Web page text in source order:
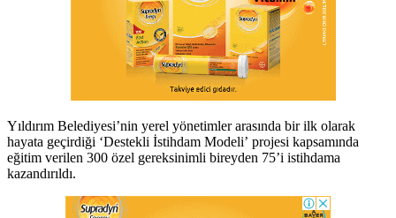
Yıldırım Belediyesi’nin yerel yönetimler arasında bir ilk olarak
hayata geçirdiği ‘Destekli İstihdam Modeli’ projesi kapsamında
eğitim verilen 300 özel gereksinimli bireyden 75’i istihdama
kazandırıldı.